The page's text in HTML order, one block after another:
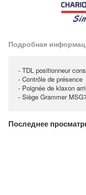
Подробная
- TDL positionneur
- Contrôle de présence
- Poignée de klaxon
- Siège Grammer
Последнее